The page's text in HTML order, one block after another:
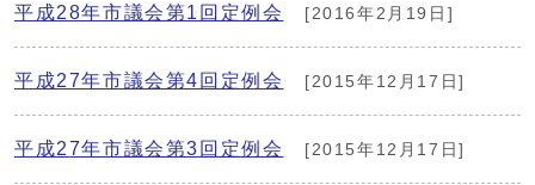
平成28年市議会第1回定例会 [2016年2月19日]
平成27年市議会第4回定例会 [2015年12月17日]
平成27年市議会第3回定例会 [2015年12月17日]